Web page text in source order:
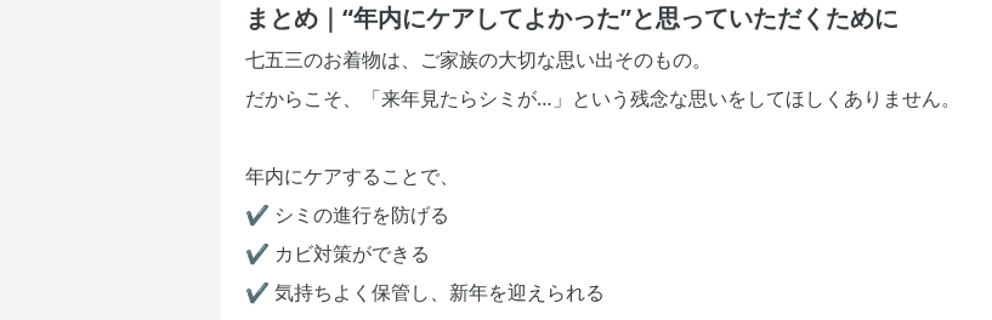
まとめ｜“年内にケアしてよかった”と思っていただくために
七五三のお着物は、ご家族の大切な思い出そのもの。
だからこそ、「来年見たらシミが…」という残念な思いをしてほしくありません。
年内にケアすることで、
✔ シミの進行を防げる
✔ カビ対策ができる
✔ 気持ちよく保管し、新年を迎えられる